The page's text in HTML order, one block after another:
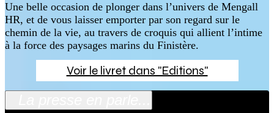
Une belle occasion de plonger dans l’univers de Mengall
HR, et de vous laisser emporter par son regard sur le
chemin de la vie, au travers de croquis qui allient l’intime
à la force des paysages marins du Finistère.
Voir le livret dans "Editions"